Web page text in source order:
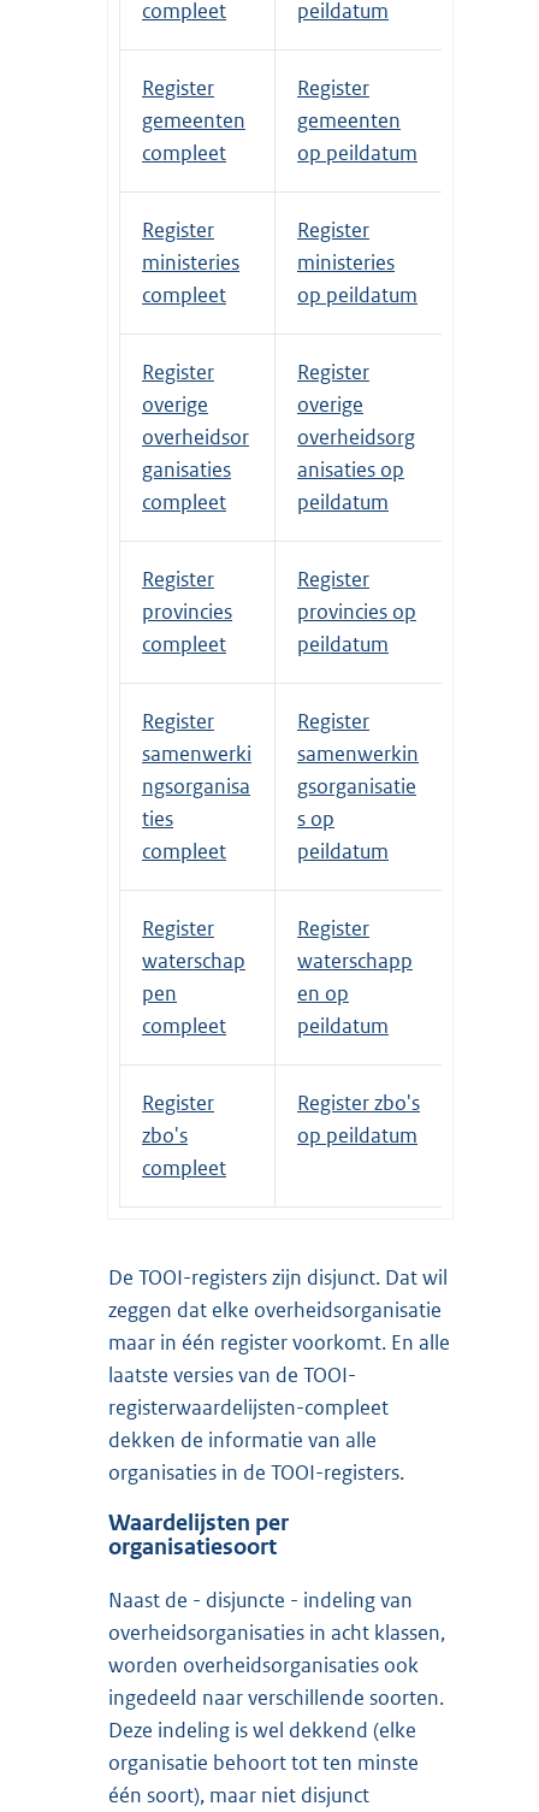
compleet peildatum
Register
gemeenten
compleet
Register
gemeenten
op peildatum
Register
ministeries
compleet
Register
ministeries
op peildatum
Register
overige
overheidsor
ganisaties
compleet
Register
overige
overheidsorg
anisaties op
peildatum
Register
provincies
compleet
Register
provincies op
peildatum
Register
samenwerki
ngsorganisa
ties
compleet
Register
samenwerkin
gsorganisatie
s op
peildatum
Register
waterschap
pen
compleet
Register
waterschapp
en op
peildatum
Register
zbo's
compleet
Register zbo's
op peildatum
De TOOI-registers zijn disjunct. Dat wil
zeggen dat elke overheidsorganisatie
maar in één register voorkomt. En alle
laatste versies van de TOOI-
registerwaardelijsten-compleet
dekken de informatie van alle
organisaties in de TOOI-registers.
Waardelijsten per
organisatiesoort
Naast de - disjuncte - indeling van
overheidsorganisaties in acht klassen,
worden overheidsorganisaties ook
ingedeeld naar verschillende soorten.
Deze indeling is wel dekkend (elke
organisatie behoort tot ten minste
één soort), maar niet disjunct